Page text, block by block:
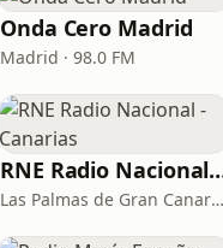
Onda Cero Madrid
Madrid · 98.0 FM
RNE Radio
Las Palmas de Gran Canaria · 92.8 FM